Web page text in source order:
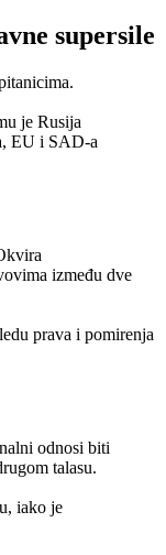
supersile
je Rusija
EU i SAD-a
između dve
prava i pomirenja
odnosi biti
talasu.
iako je